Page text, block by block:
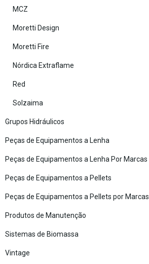
MCZ
Moretti Design
Moretti Fire
Nórdica Extraflame
Red
Solzaima
Grupos Hidráulicos
Peças de Equipamentos a Lenha
Peças de Equipamentos a Lenha Por Marcas
Peças de Equipamentos a Pellets
Peças de Equipamentos a Pellets por Marcas
Produtos de Manutenção
Sistemas de Biomassa
Vintage